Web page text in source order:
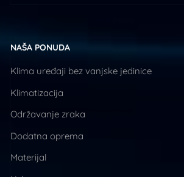
NAŠA PONUDA
Klima uređaji bez vanjske jedinice
Klimatizacija
Održavanje zraka
Dodatna oprema
Materijal